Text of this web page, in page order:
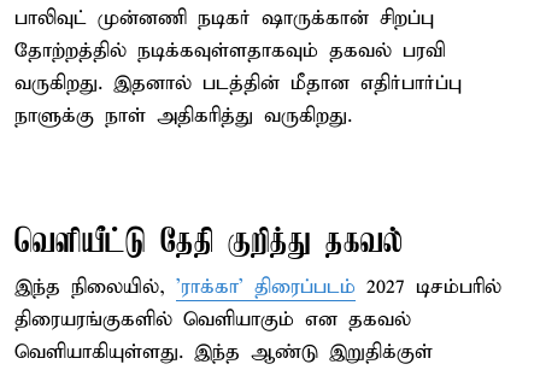
பாலிவுட் முன்னணி நடிகர் ஷாருக்கான் சிறப்பு
தோற்றத்தில் நடிக்கவுள்ளதாகவும் தகவல் பரவி
வருகிறது. இதனால் படத்தின் மீதான எதிர்பார்ப்பு
நாளுக்கு நாள் அதிகரித்து வருகிறது.
வெளியீட்டு தேதி குறித்து தகவல்
இந்த நிலையில், 'ராக்கா' திரைப்படம் 2027 டிசம்பரில்
திரையரங்குகளில் வெளியாகும் என தகவல்
வெளியாகியுள்ளது. இந்த ஆண்டு இறுதிக்குள்